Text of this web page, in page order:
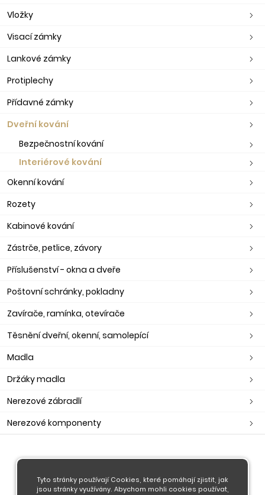
Vložky
Visací zámky
Lankové zámky
Protiplechy
Přídavné zámky
Dveřní kování
Bezpečnostní kování
Interiérové kování
Okenní kování
Rozety
Kabinové kování
Zástrče, petlice, závory
Příslušenství - okna a dveře
Poštovní schránky, pokladny
Zavírače, ramínka, otevírače
Těsnění dveřní, okenní, samolepící
Madla
Držáky madla
Nerezové zábradlí
Nerezové komponenty
Obchodní podmínky
Doprava a platba
Tyto stránky používají Cookies, které pomáhají zjistit, jak
jsou stránky využívány. Abychom mohli cookies používat,